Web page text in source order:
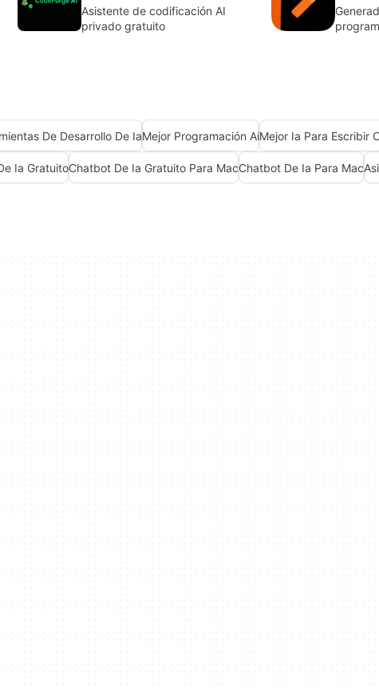
Asistente de codificación AI
privado gratuito
De Desarrollo De IaMejor Programación AiMejor Ia Para Escribir
Ia GratuitoChatbot De Ia Gratuito Para MacChatbot De Ia Para Mac